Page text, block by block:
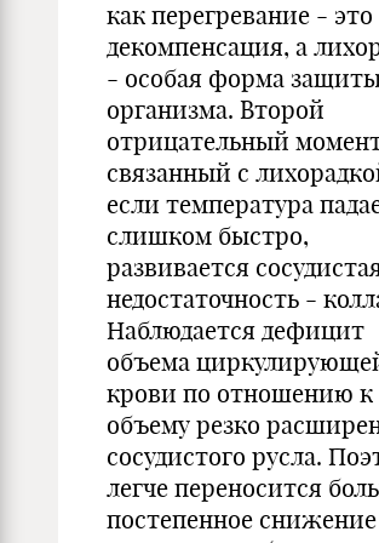
как перегревание - это
декомпенсация, а
- особая форма
организма. Второй
отрицательный
связанный с
если температура
слишком быстро,
развивается
недостаточность -
Наблюдается дефицит
объема
крови по отношению к
объему резко
сосудистого русла.
легче переносится
постепенное снижение